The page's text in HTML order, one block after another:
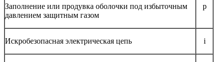
Заполнение или продувка оболочки под избыточным
давлением защитным газом
р
Искробезопасная электрическая цепь i